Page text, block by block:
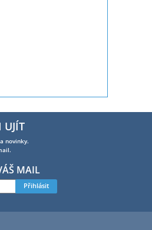
UJÍT
novinky.
MAIL
Přihlásit